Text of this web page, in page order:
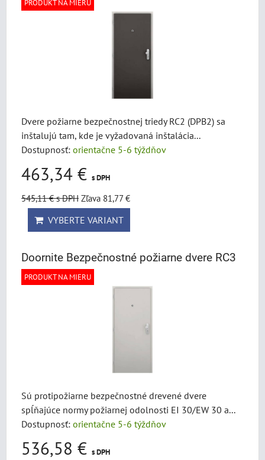
PRODUKT NA MIERU
Dvere požiarne bezpečnostnej triedy RC2 (DPB2) sa
inštalujú tam, kde je vyžadovaná inštalácia...
Dostupnosť: orientačne 5-6 týždňov
463,34 € s DPH
545,11 €s DPH Zľava 81,77 €
VYBERTE VARIANT
Doornite Bezpečnostné požiarne dvere RC3
PRODUKT NA MIERU
Sú protipožiarne bezpečnostné drevené dvere
spĺňajúce normy požiarnej odolnosti EI 30/EW 30 a...
Dostupnosť: orientačne 5-6 týždňov
536,58 € s DPH